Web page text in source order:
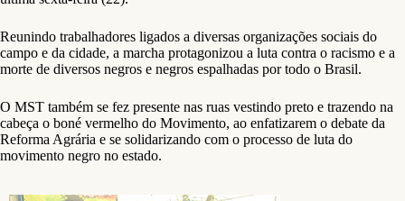
Reunindo trabalhadores ligados a diversas organizações sociais do
campo e da cidade, a marcha protagonizou a luta contra o racismo e a
morte de diversos negros e negros espalhadas por todo o Brasil.
O MST também se fez presente nas ruas vestindo preto e trazendo na
cabeça o boné vermelho do Movimento, ao enfatizarem o debate da
Reforma Agrária e se solidarizando com o processo de luta do
movimento negro no estado.